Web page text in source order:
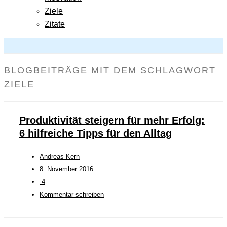
Ziele
Zitate
BLOGBEITRÄGE MIT DEM SCHLAGWORT
ZIELE
Produktivität steigern für mehr Erfolg:
6 hilfreiche Tipps für den Alltag
Andreas Kern
8. November 2016
4
Kommentar schreiben